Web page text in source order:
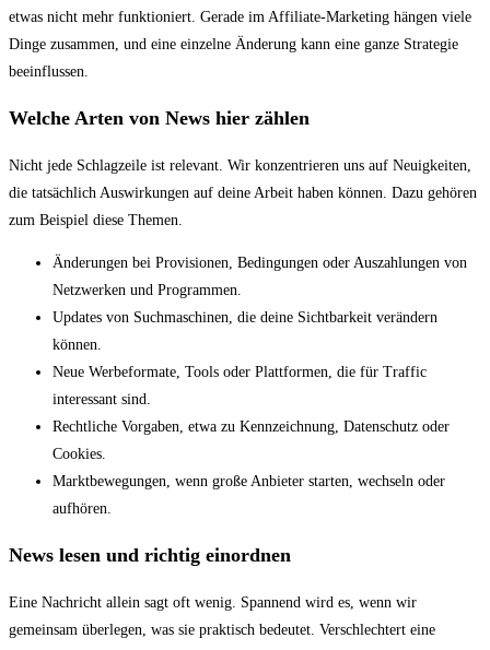
etwas nicht mehr funktioniert. Gerade im Affiliate-Marketing hängen viele
Dinge zusammen, und eine einzelne Änderung kann eine ganze Strategie
beeinflussen.
Welche Arten von News hier zählen
Nicht jede Schlagzeile ist relevant. Wir konzentrieren uns auf Neuigkeiten,
die tatsächlich Auswirkungen auf deine Arbeit haben können. Dazu gehören
zum Beispiel diese Themen.
Änderungen bei Provisionen, Bedingungen oder Auszahlungen von
Netzwerken und Programmen.
Updates von Suchmaschinen, die deine Sichtbarkeit verändern
können.
Neue Werbeformate, Tools oder Plattformen, die für Traffic
interessant sind.
Rechtliche Vorgaben, etwa zu Kennzeichnung, Datenschutz oder
Cookies.
Marktbewegungen, wenn große Anbieter starten, wechseln oder
aufhören.
News lesen und richtig einordnen
Eine Nachricht allein sagt oft wenig. Spannend wird es, wenn wir
gemeinsam überlegen, was sie praktisch bedeutet. Verschlechtert eine